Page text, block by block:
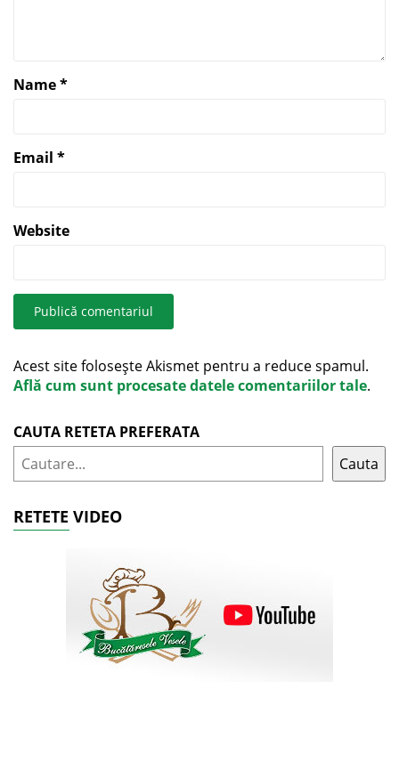
Name*
Email *
Website
Acest site folosește Akismet pentru a reduce spamul.
Află cum sunt procesate datele comentariilor tale.
CAUTA RETETA PREFERATA
Cauta
RETETE VIDEO